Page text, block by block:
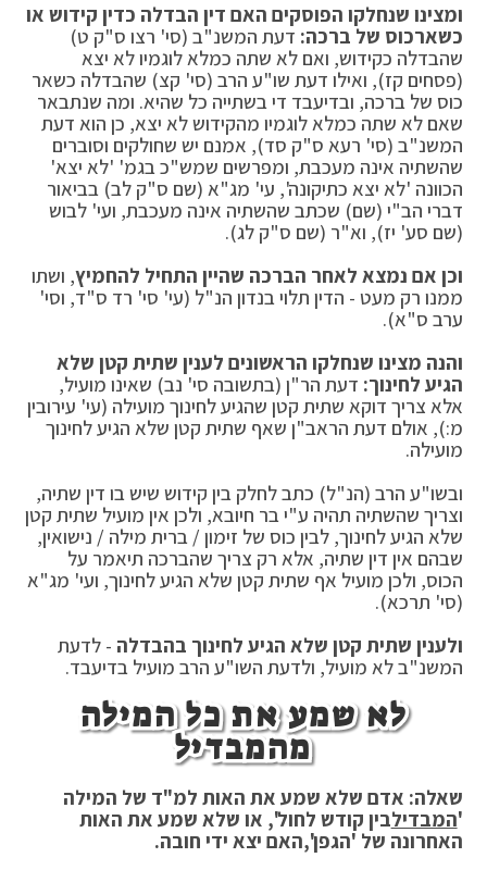
ומצינו שנחלקו הפוסקים האם דין הבדלה כדין קידוש או
כשארכוס של ברכה: דעת המשנ"ב (סי' רצו ס"ק ט)
שהבדלה כקידוש, ואם לא שתה כמלא לוגמיו לא יצא
(פסחים קז), ואילו דעת שו"ע הרב (סי' קצ) שהבדלה כשאר
כוס של ברכה, ובדיעבד די בשתייה כל שהיא. ומה שנתבאר
שאם לא שתה כמלא לוגמיו מהקידוש לא יצא, כן הוא דעת
המשנ"ב (סי' רעא ס"ק סד), אמנם יש שחולקים וסוברים
שהשתיה אינה מעכבת, ומפרשים שמש"כ בגמ' 'לא יצא'
הכוונה 'לא יצא כתיקונה', עי' מג"א (שם ס"ק לב) בביאור
דברי הב"י (שם) שכתב שהשתיה אינה מעכבת, ועי' לבוש
(שם סע' יז), וא"ר (שם ס"ק לג).
וכן אם נמצא לאחר הברכה שהיין התחיל להחמיץ, ושתו
ממנו רק מעט - הדין תלוי בנדון הנ"ל (עי' סי' רד ס"ד, וסי'
ערב ס"א).
והנה מצינו שנחלקו הראשונים לענין שתית קטן שלא
הגיע לחינוך: דעת הר"ן (בתשובה סי' נב) שאינו מועיל,
אלא צריך דוקא שתית קטן שהגיע לחינוך מועילה (עי' עירובין
מ:), אולם דעת הראב"ן שאף שתית קטן שלא הגיע לחינוך
מועילה.
ובשו"ע הרב (הנ"ל) כתב לחלק בין קידוש שיש בו דין שתיה,
וצריך שהשתיה תהיה ע"י בר חיובא, ולכן אין מועיל שתית קטן
שלא הגיע לחינוך, לבין כוס של זימון / ברית מילה / נישואין,
שבהם אין דין שתיה, אלא רק צריך שהברכה תיאמר על
הכוס, ולכן מועיל אף שתית קטן שלא הגיע לחינוך, ועי' מג"א
(סי' תרכא).
ולענין שתית קטן שלא הגיע לחינוך בהבדלה - לדעת
המשנ"ב לא מועיל, ולדעת השו"ע הרב מועיל בדיעבד.
לא שמע את כל המילה
מהמבדיל
שאלה: אדם שלא שמע את האות למ"ד של המילה
'המבדילבין קודש לחול', או שלא שמע את האות
האחרונה של 'הגפן',האם יצא ידי חובה.